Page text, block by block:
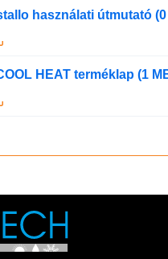
használati útmutató (0
HEAT terméklap (1